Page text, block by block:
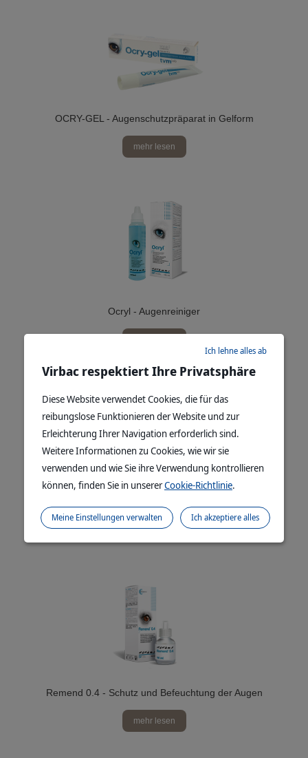
OCRY-GEL - Augenschutzpräparat in Gelform
mehr lesen
Ocryl - Augenreiniger
mehr lesen
Remend 0.4 - Schutz und Befeuchtung der Augen
mehr lesen
Virbac respektiert Ihre Privatsphäre
Diese Website verwendet Cookies, die für das
reibungslose Funktionieren der Website und zur
Erleichterung Ihrer Navigation erforderlich sind.
Weitere Informationen zu Cookies, wie wir sie
verwenden und wie Sie ihre Verwendung kontrollieren
können, finden Sie in unsererCookie-Richtlinie.
Ich lehne alles ab
Ich akzeptiere alles
Meine Einstellungen verwalten